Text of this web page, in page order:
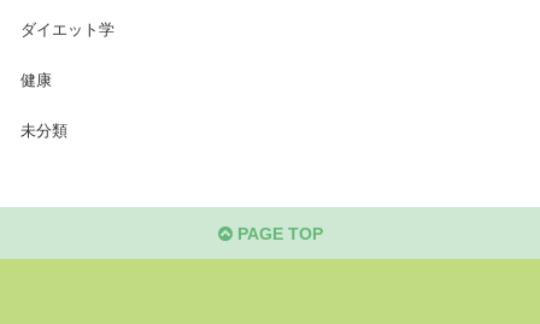
ダイエット学
健康
未分類
PAGE TOP